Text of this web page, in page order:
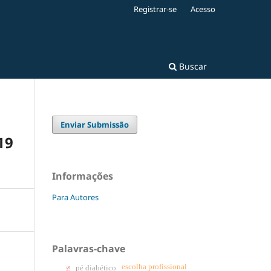
Buscar
Registrar-se Acesso
Enviar Submissão
Informações
Para Autores
Palavras-chave
escolha profissional
pé diabético